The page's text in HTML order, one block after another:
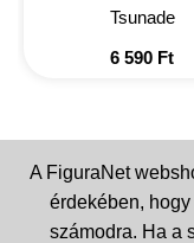
Tsunade
6 590 Ft
A FiguraNet
érdekében,
számodra. Ha a